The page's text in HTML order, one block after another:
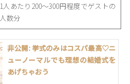
1人あたり200〜300円程度でゲストの
人数分
非公開: 挙式のみはコスパ最高♡ニ
ューノーマルでも理想の結婚式を
あげちゃおう